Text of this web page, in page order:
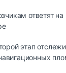
ответят
этап